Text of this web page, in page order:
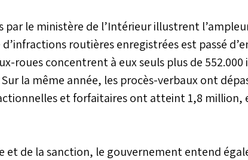
par le ministère de l’Intérieur illustrent
routières enregistrées est passé
roues concentrent à eux seuls plus de
la même année, les procès-verbaux ont
et forfaitaires ont atteint 1,8 million,
et de la sanction, le gouvernement entend